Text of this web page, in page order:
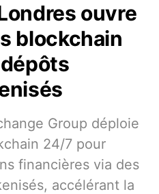
ouvre
blockchain
Group déploie
24/7 pour
financières via des
accélérant la